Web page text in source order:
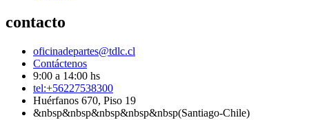
contacto
oficinadepartes@tdlc.cl
Contáctenos
9:00 a 14:00 hs
tel:+56227538300
Huérfanos 670, Piso 19
&nbsp&nbsp&nbsp&nbsp&nbsp(Santiago-Chile)